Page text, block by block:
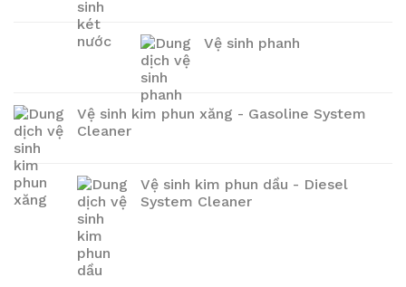
Vệ sinh phanh
Vệ sinh kim phun xăng - Gasoline System
Cleaner
Vệ sinh kim phun dầu - Diesel
System Cleaner